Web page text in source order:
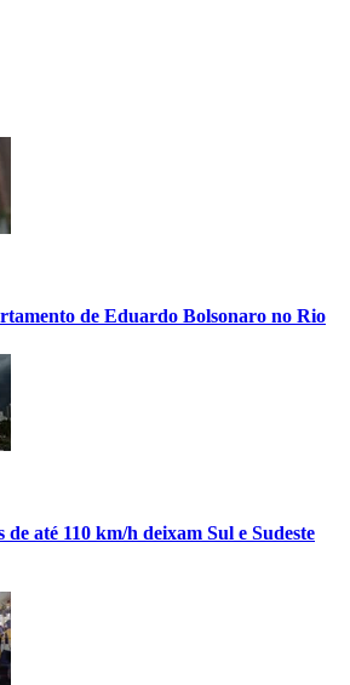
de Eduardo Bolsonaro no Rio
até 110 km/h deixam Sul e Sudeste